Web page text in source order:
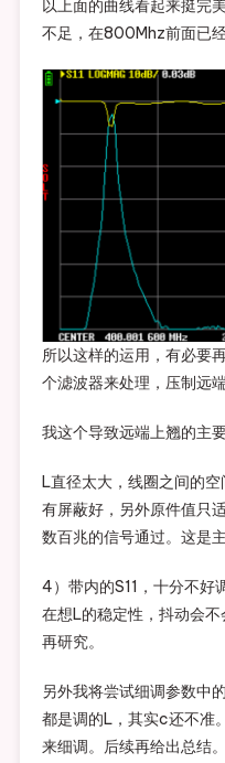
以上面的曲线看起来挺完
不足，在800Mhz前面已
所以这样的运用，有必要
个滤波器来处理，压制远端
我这个导致远端上翘的主
L直径太大，线圈之间的
有屏蔽好，另外原件值只
数百兆的信号通过。这是主
4）带内的S11，十分不好
在想L的稳定性，抖动会
再研究。
另外我将尝试细调参数中
都是调的L，其实c还不准
来细调。后续再给出总结。